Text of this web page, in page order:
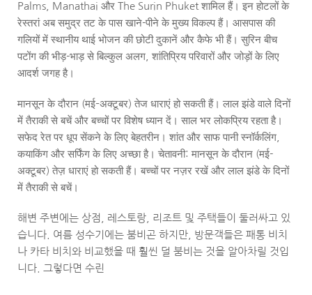
Palms, Manathai और The Surin Phuket शामिल हैं। इन होटलों के
रेस्तरां अब समुद्र तट के पास खाने-पीने के मुख्य विकल्प हैं। आसपास की
गलियों में स्थानीय थाई भोजन की छोटी दुकानें और कैफे भी हैं। सुरिन बीच
पटोंग की भीड़-भाड़ से बिल्कुल अलग, शांतिप्रिय परिवारों और जोड़ों के लिए
आदर्श जगह है।
मानसून के दौरान (मई–अक्टूबर) तेज धाराएं हो सकती हैं। लाल झंडे वाले दिनों
में तैराकी से बचें और बच्चों पर विशेष ध्यान दें। साल भर लोकप्रिय रहता है।
सफेद रेत पर धूप सेंकने के लिए बेहतरीन। शांत और साफ पानी स्नॉर्कलिंग,
कयाकिंग और सर्फिंग के लिए अच्छा है। चेतावनी: मानसून के दौरान (मई-
अक्टूबर) तेज़ धाराएं हो सकती हैं। बच्चों पर नज़र रखें और लाल झंडे के दिनों
में तैराकी से बचें।
해변 주변에는 상점, 레스토랑, 리조트 및 주택들이 둘러싸고 있
습니다. 여름 성수기에는 붐비곤 하지만, 방문객들은 패통 비치
나 카타 비치와 비교했을 때 훨씬 덜 붐비는 것을 알아차릴 것입
니다. 그렇다면 수린